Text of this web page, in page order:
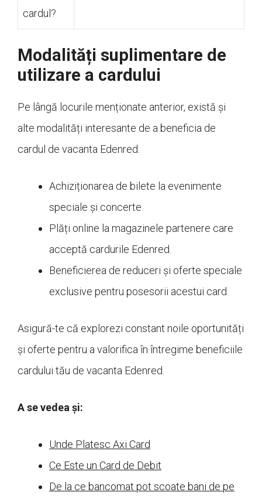
cardul?
Modalități suplimentare de
utilizare a cardului
Pe lângă locurile menționate anterior, există și
alte modalități interesante de a beneficia de
cardul de vacanta Edenred:
Achiziționarea de bilete la evenimente
speciale și concerte.
Plăți online la magazinele partenere care
acceptă cardurile Edenred.
Beneficierea de reduceri și oferte speciale
exclusive pentru posesorii acestui card.
Asigură-te că explorezi constant noile oportunități
și oferte pentru a valorifica în întregime beneficiile
cardului tău de vacanta Edenred.
A se vedea și:
Unde Platesc Axi Card
Ce Este un Card de Debit
De la ce bancomat pot scoate bani de pe